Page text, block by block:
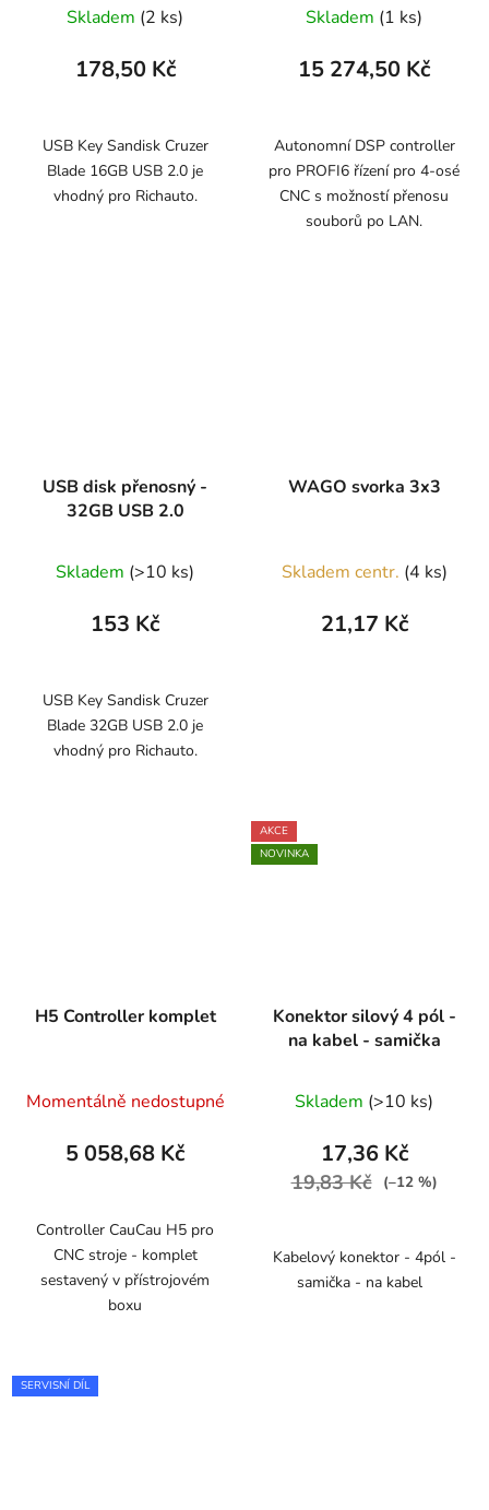
Skladem (2 ks)
178,50 Kč
USB Key Sandisk Cruzer
Blade 16GB USB 2.0 je
vhodný pro Richauto.
Skladem (1 ks)
15 274,50 Kč
Autonomní DSP controller
pro PROFI6 řízení pro 4-osé
CNC s možností přenosu
souborů po LAN.
USB disk přenosný -
32GB USB 2.0
Skladem (>10 ks)
153 Kč
USB Key Sandisk Cruzer
Blade 32GB USB 2.0 je
vhodný pro Richauto.
WAGO svorka 3x3
Skladem centr. (4 ks)
21,17 Kč
H5 Controller komplet
Momentálně nedostupné
5 058,68 Kč
Controller CauCau H5 pro
CNC stroje - komplet
sestavený v přístrojovém
boxu
AKCE
NOVINKA
Konektor silový 4 pól -
na kabel - samička
Skladem (>10 ks)
17,36 Kč
19,83 Kč (–12 %)
Kabelový konektor - 4pól -
samička - na kabel
SERVISNÍ DÍL